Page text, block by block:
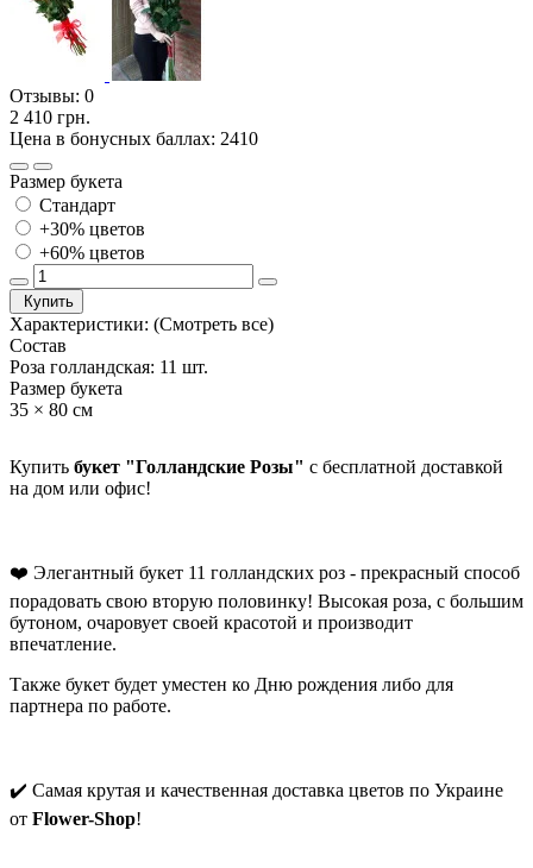
Отзывы: 0
2 410 грн.
Цена в бонусных баллах: 2410
Размер букета
Стандарт
+30% цветов
+60% цветов
Купить
Характеристики: (Смотреть все)
Состав
Роза голландская: 11 шт.
Размер букета
35 × 80 см
Купить букет "Голландские Розы" с бесплатной доставкой
на дом или офис!
❤️ Элегантный букет 11 голландских роз - прекрасный способ
порадовать свою вторую половинку! Высокая роза, с большим
бутоном, очаровует своей красотой и производит
впечатление.
Также букет будет уместен ко Дню рождения либо для
партнера по работе.
✔️ Самая крутая и качественная доставка цветов по Украине
от Flower-Shop!